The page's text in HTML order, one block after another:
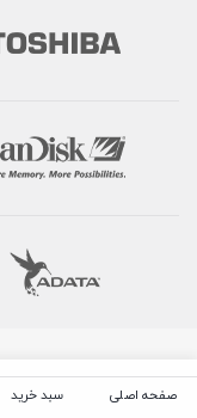
صفحه اصلی سبد خرید